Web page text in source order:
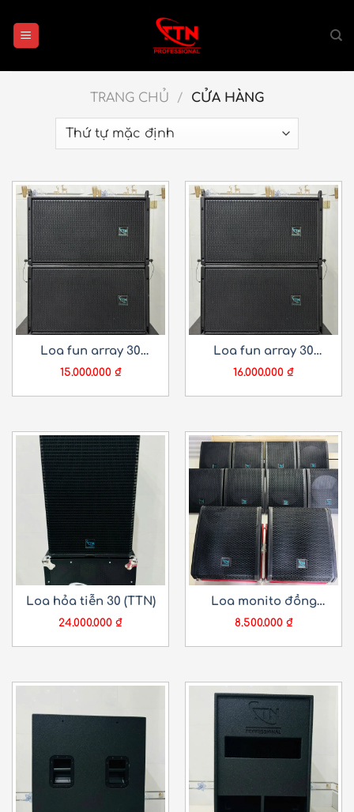
qua
nội
dung
TRANG CHỦ / CỬA HÀNG
Loa fun array 30
(TTN)
15.000.000 ₫
Loa fun array 30
(TTN)
16.000.000 ₫
Loa hỏa tiễn 30 (TTN)
24.000.000 ₫
Loa monito đồng
trục 40 từ thường
(TTN)
8.500.000 ₫